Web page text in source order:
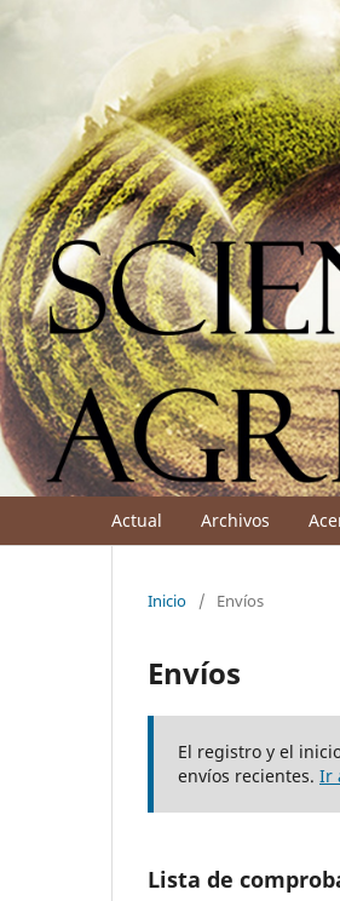
Actual Archivos
Inicio / Envíos
Envíos
El registro y el
envíos recientes. Ir
Lista de